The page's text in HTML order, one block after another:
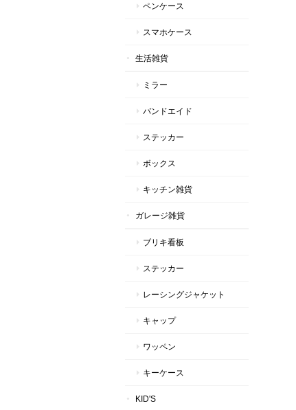
ペンケース
スマホケース
生活雑貨
ミラー
バンドエイド
ステッカー
ボックス
キッチン雑貨
ガレージ雑貨
ブリキ看板
ステッカー
レーシングジャケット
キャップ
ワッペン
キーケース
KID'S